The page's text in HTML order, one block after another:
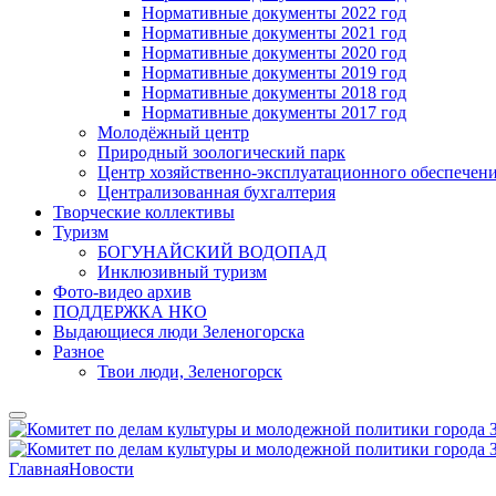
Нормативные документы 2022 год
Нормативные документы 2021 год
Нормативные документы 2020 год
Нормативные документы 2019 год
Нормативные документы 2018 год
Нормативные документы 2017 год
Молодёжный центр
Природный зоологический парк
Центр хозяйственно-эксплуатационного
Централизованная бухгалтерия
Творческие коллективы
Туризм
БОГУНАЙСКИЙ ВОДОПАД
Инклюзивный туризм
Фото-видео архив
ПОДДЕРЖКА НКО
Выдающиеся люди Зеленогорска
Разное
Твои люди, Зеленогорск
ГлавнаяНовости